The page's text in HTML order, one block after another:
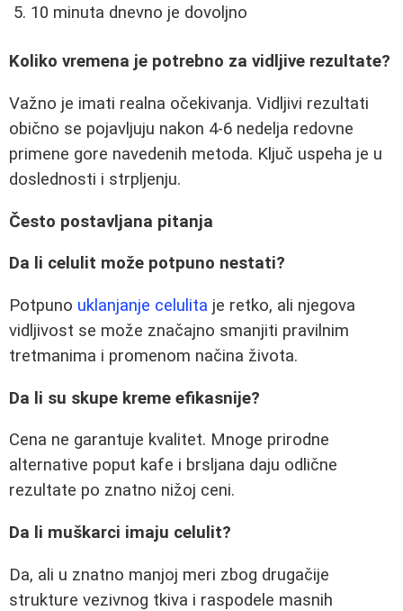
10 minuta dnevno je dovoljno
Koliko vremena je potrebno za vidljive rezultate?
Važno je imati realna očekivanja. Vidljivi rezultati
obično se pojavljuju nakon 4-6 nedelja redovne
primene gore navedenih metoda. Ključ uspeha je u
doslednosti i strpljenju.
Često postavljana pitanja
Da li celulit može potpuno nestati?
Potpuno uklanjanje celulita je retko, ali njegova
vidljivost se može značajno smanjiti pravilnim
tretmanima i promenom načina života.
Da li su skupe kreme efikasnije?
Cena ne garantuje kvalitet. Mnoge prirodne
alternative poput kafe i brsljana daju odlične
rezultate po znatno nižoj ceni.
Da li muškarci imaju celulit?
Da, ali u znatno manjoj meri zbog drugačije
strukture vezivnog tkiva i raspodele masnih